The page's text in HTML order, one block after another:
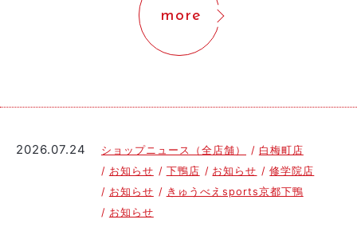
more
2026.07.24 ショップニュース（全店舗）
白梅町店
お知らせ
下鴨店 お知らせ
修学院店
お知らせ
きゅうべえsports京都下鴨
お知らせ